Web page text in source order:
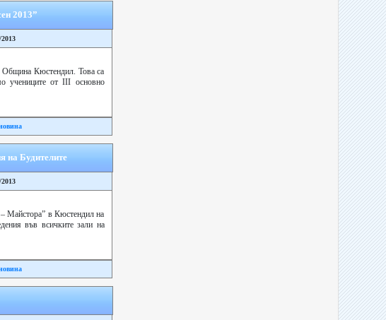
2013”
Община Кюстендил. Това са
от ІІІ основно
на Будителите
Майстора” в Кюстендил на
във всичките зали на